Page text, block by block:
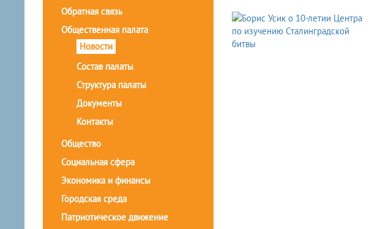
Обратная связь
Общественная палата
Новости
Состав палаты
Структура палаты
Документы
Контакты
Общество
Социальная сфера
Экономика и финансы
Городская среда
Патриотическое движение